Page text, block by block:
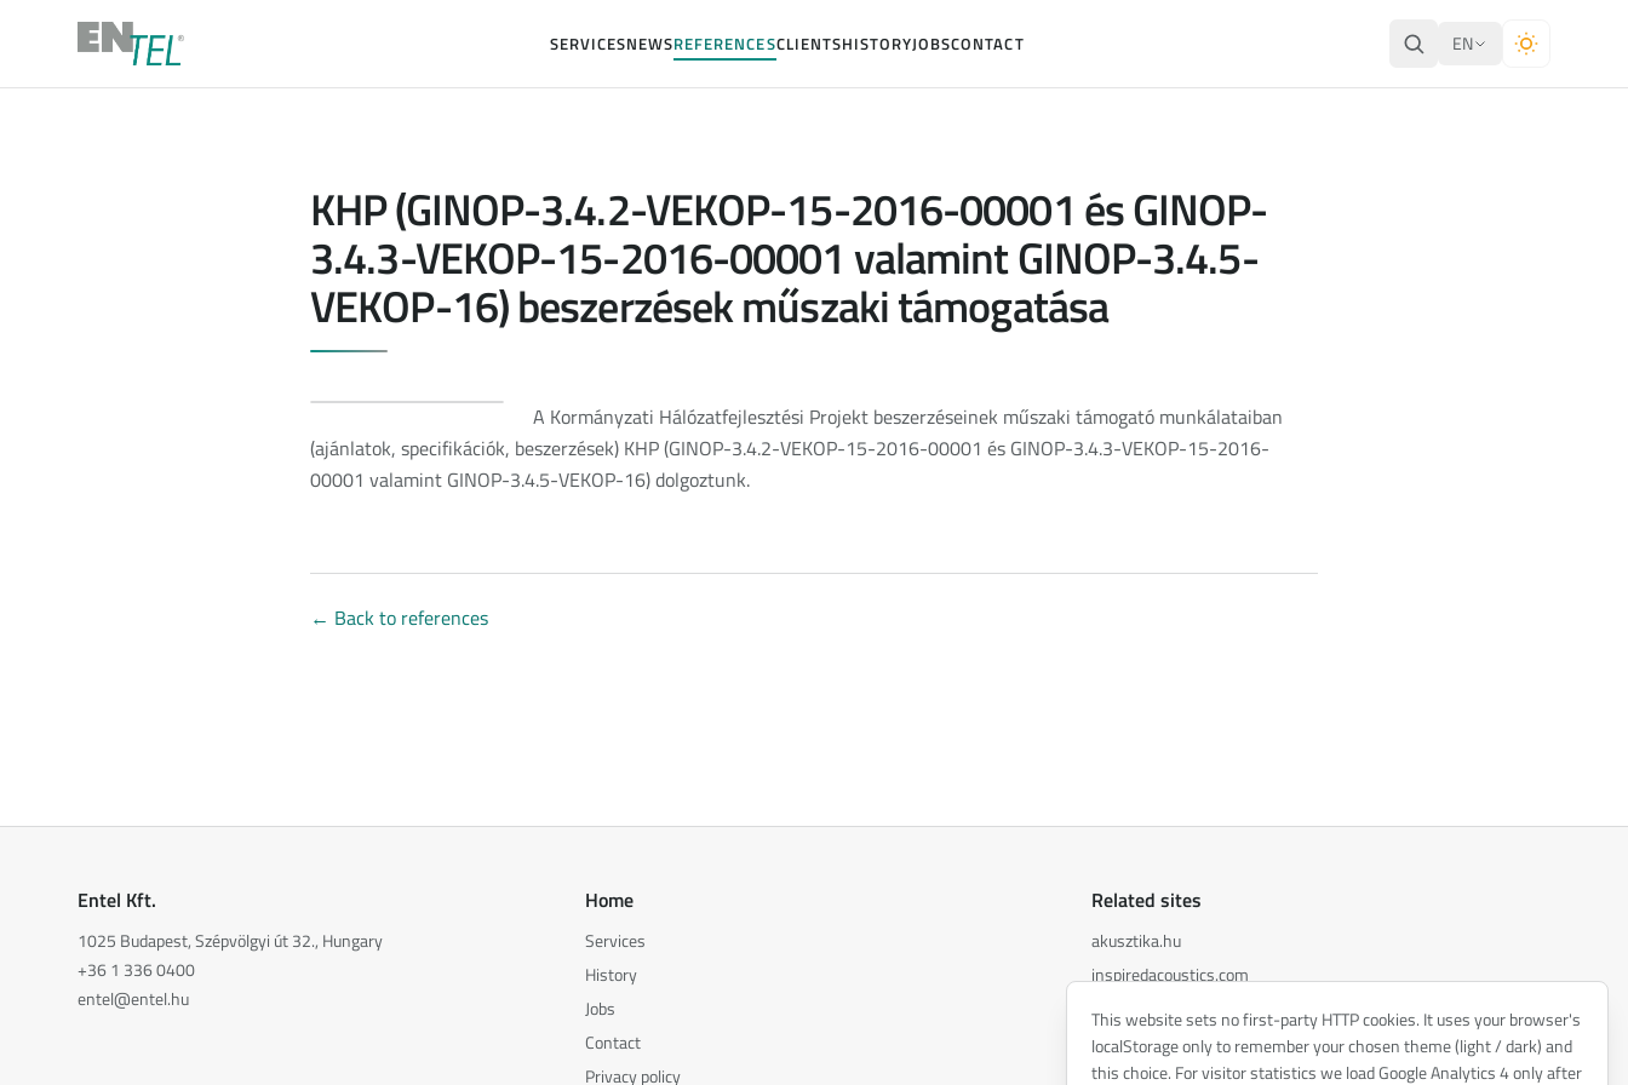
SERVICESNEWSREFERENCESCLIENTSHISTORYJOBSCONTACT EN
KHP (GINOP-3.4.2-VEKOP-15-2016-00001 és GINOP-
3.4.3-VEKOP-15-2016-00001 valamint GINOP-3.4.5-
VEKOP-16) beszerzések műszaki támogatása
A Kormányzati Hálózatfejlesztési Projekt beszerzéseinek műszaki támogató munkálataiban
(ajánlatok, specifikációk, beszerzések) KHP (GINOP-3.4.2-VEKOP-15-2016-00001 és GINOP-3.4.3-VEKOP-15-2016-
00001 valamint GINOP-3.4.5-VEKOP-16) dolgoztunk.
← Back to references
Entel Kft.
1025 Budapest, Szépvölgyi út 32., Hungary
+36 1 336 0400
entel@entel.hu
Home
Services
History
Jobs
Contact
Privacy policy
Related sites
akusztika.hu
inspiredacoustics.com
soundy.ai
irat.ai
This website sets no first-party HTTP cookies. It uses your browser's
localStorage only to remember your chosen theme (light / dark) and
this choice. For visitor statistics we load Google Analytics 4 only after